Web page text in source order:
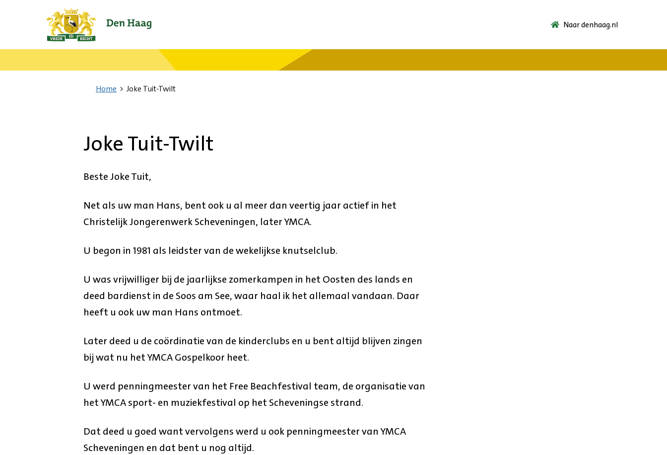
Ga
naar
de
Naar denhaag.nl
Home Joke Tuit-Twilt
Joke Tuit-Twilt
Beste Joke Tuit,
Net als uw man Hans, bent ook u al meer dan veertig jaar actief in het
Christelijk Jongerenwerk Scheveningen, later YMCA.
U begon in 1981 als leidster van de wekelijkse knutselclub.
U was vrijwilliger bij de jaarlijkse zomerkampen in het Oosten des lands en
deed bardienst in de Soos am See, waar haal ik het allemaal vandaan. Daar
heeft u ook uw man Hans ontmoet.
Later deed u de coördinatie van de kinderclubs en u bent altijd blijven zingen
bij wat nu het YMCA Gospelkoor heet.
U werd penningmeester van het Free Beachfestival team, de organisatie van
het YMCA sport- en muziekfestival op het Scheveningse strand.
Dat deed u goed want vervolgens werd u ook penningmeester van YMCA
Scheveningen en dat bent u nog altijd.